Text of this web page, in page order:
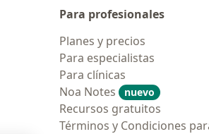
Para profesionales
Planes y precios
Para especialistas
Para clínicas
Noa Notes
nuevo
Recursos gratuitos
Términos y Condiciones